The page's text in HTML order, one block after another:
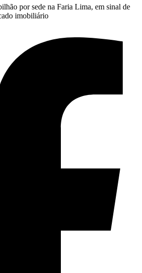
por sede na Faria Lima, em sinal de
imobiliário